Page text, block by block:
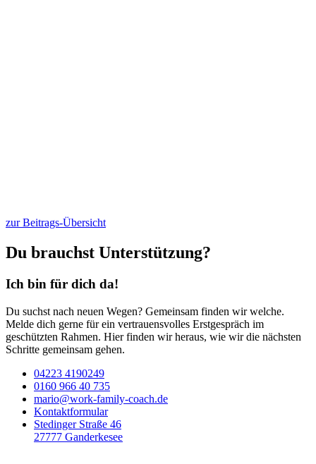
zur Beitrags-Übersicht
Du brauchst Unterstützung?
Ich bin für dich da!
Du suchst nach neuen Wegen? Gemeinsam finden wir welche.
Melde dich gerne für ein vertrauensvolles Erstgespräch im
geschützten Rahmen. Hier finden wir heraus, wie wir die nächsten
Schritte gemeinsam gehen.
04223 4190249
0160 966 40 735
mario@work-family-coach.de
Kontaktformular
Stedinger Straße 46
27777 Ganderkesee